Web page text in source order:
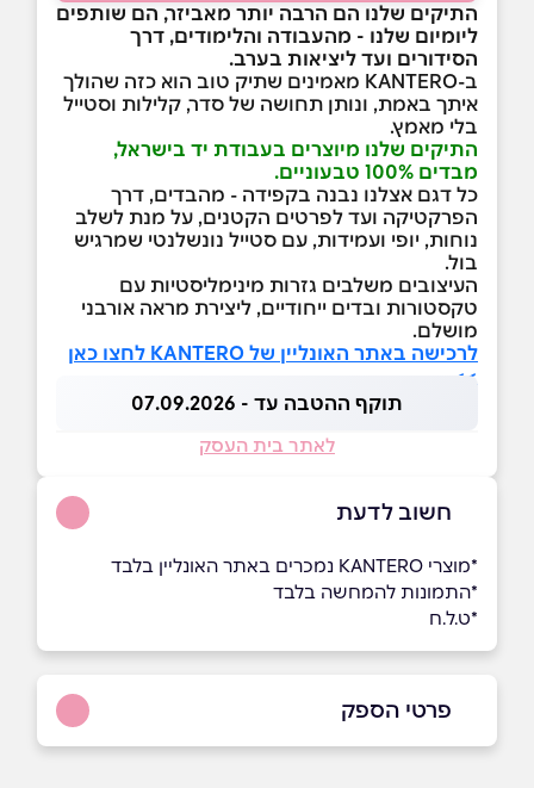
התיקים שלנו הם הרבה יותר מאביזר, הם שותפים
ליומיום שלנו - מהעבודה והלימודים, דרך
הסידורים ועד ליציאות בערב.
ב-KANTERO מאמינים שתיק טוב הוא כזה שהולך
איתך באמת, ונותן תחושה של סדר, קלילות וסטייל
בלי מאמץ.
התיקים שלנו מיוצרים בעבודת יד בישראל,
מבדים 100% טבעוניים.
כל דגם אצלנו נבנה בקפידה - מהבדים, דרך
הפרקטיקה ועד לפרטים הקטנים, על מנת לשלב
נוחות, יופי ועמידות, עם סטייל נונשלנטי שמרגיש
בול.
העיצובים משלבים גזרות מינימליסטיות עם
טקסטורות ובדים ייחודיים, ליצירת מראה אורבני
מושלם.
לרכישה באתר האונליין של KANTERO לחצו כאן
>>
תוקף ההטבה עד - 07.09.2026
לאתר בית העסק
חשוב לדעת
*מוצרי KANTERO נמכרים באתר האונליין בלבד
*התמונות להמחשה בלבד
*ט.ל.ח
פרטי הספק